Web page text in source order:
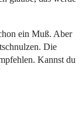
ein Muß. Aber
Die
Kannst du